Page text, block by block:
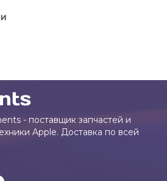
- поставщик запчастей и
Apple. Доставка по всей